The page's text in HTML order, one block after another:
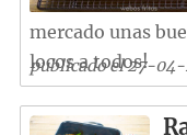
mercado unas
locos a todos!
publicado el 27-